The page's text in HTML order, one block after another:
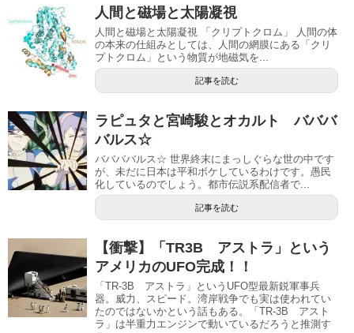
人間と磁場と太陽凝視
人間と磁場と太陽凝視 「クリプトクロム」 人間の体
の本来の仕組みとしては、人間の網膜にある「クリ
プトクロム」という物質が地磁気を...
記事を読む
ラピュタと宮崎駿とオカルト バババ
バルス☆
ババババルス☆ 世界終末にまっしぐらな世の中です
が、未だに日本は平和ボケしているわけです。愚民
化しているのでしょう。都市伝説系配信者で...
記事を読む
【衝撃】「TR3B アストラ」という
アメリカのUFO完成！！
「TR‐3B アストラ」というUFO型最新鋭軍事兵
器。威力、スピード。湾岸戦争でも実は使われてい
たのではないかという話もある。「TR‐3B アスト
ラ」は半重力エンジンで動いているだろうと推測す